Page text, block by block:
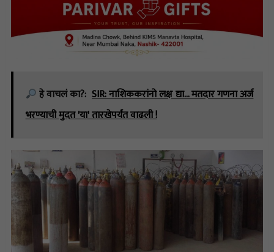
हे वाचलं का?: SIR: नाशिककरांनो लक्ष द्या... मतदार गणना अर्ज
भरण्याची मुदत 'या' तारखेपर्यंत वाढली !